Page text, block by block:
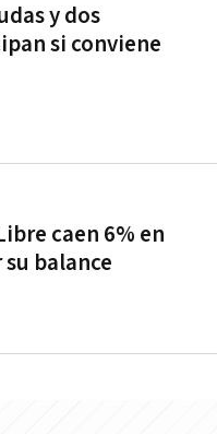
y dos
si conviene
caen 6% en
balance